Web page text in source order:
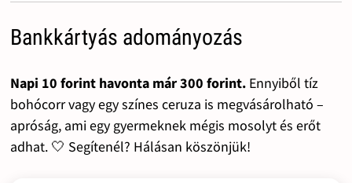
Bankkártyás adományozás
Napi 10 forint havonta már 300 forint.Ennyiből tíz
bohócorr vagy egy színes ceruza is megvásárolható –
apróság, ami egy gyermeknek mégis mosolyt és erőt
adhat. 🤍 Segítenél? Hálásan köszönjük!